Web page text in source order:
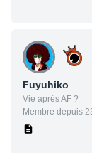
Fuyuhiko
Vie après AF ?
Membre depuis